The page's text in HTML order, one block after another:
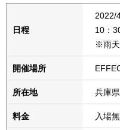
日程
2022/
10：
※雨天
開催場所
所在地 兵庫
料金 入場